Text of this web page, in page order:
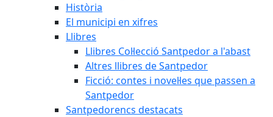
Història
El municipi en xifres
Llibres
Llibres Col·lecció Santpedor a l'abast
Altres llibres de Santpedor
Ficció: contes i novel·les que passen a
Santpedor
Santpedorencs destacats